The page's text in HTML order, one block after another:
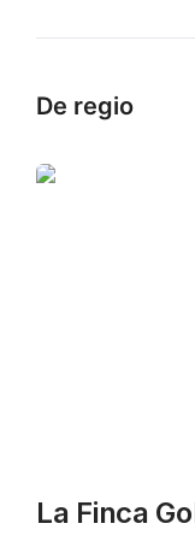
De regio
La Finca